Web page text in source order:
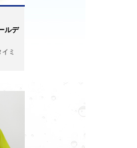
ルデ
ミ